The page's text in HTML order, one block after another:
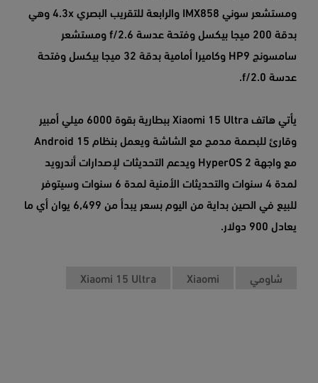
ومستشعر سوني IMX858 والرابعة للتقريب البصري 4.3x وهي
بدقة 200 ميجا بيكسل وفتحة عدسة f/2.6 ومستشعر
سامسونج HP9 وكاميرا أمامية بدقة 32 ميجا بيكسل وفتحة
عدسة f/2.0.
يأتي هاتف Xiaomi 15 Ultra ببطارية بقوة 6000 ميلي أمبير
وقارئ للبصمة مدمج مع الشاشة ويعمل بنظام Android 15
مع واجهة HyperOS 2 ويدعم التحديثات لإصدارات أندرويد
لمدة 4 سنوات والتحديثات الأمنية لمدة 6 سنوات وسيتوفر
للبيع في الصين بداية من اليوم بسعر يبدأ من 6,499 يوان أي ما
يعادل 900 دولار.
شاومي Xiaomi
Xiaomi 15 Ultra